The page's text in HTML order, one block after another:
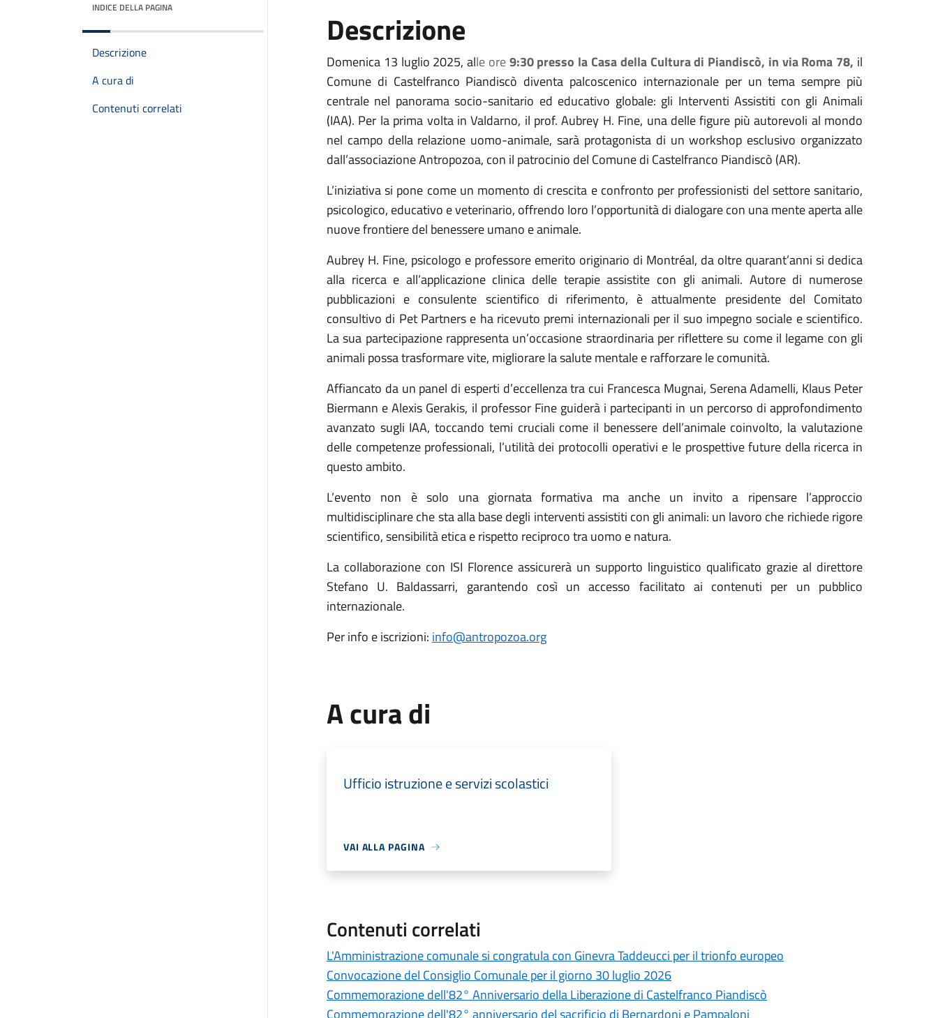
INDICE DELLA PAGINA
Descrizione
A cura di
Contenuti correlati
Descrizione
Domenica 13 luglio 2025, alle ore9:30 presso la Casa della Cultura di Piandiscò, in via Roma 78, il
Comune di Castelfranco Piandiscò diventa palcoscenico internazionale per un tema sempre più
centrale nel panorama socio-sanitario ed educativo globale: gli Interventi Assistiti con gli Animali
(IAA). Per la prima volta in Valdarno, il prof. Aubrey H. Fine, una delle figure più autorevoli al mondo
nel campo della relazione uomo-animale, sarà protagonista di un workshop esclusivo organizzato
dall’associazione Antropozoa, con il patrocinio del Comune di Castelfranco Piandiscò (AR).
L’iniziativa si pone come un momento di crescita e confronto per professionisti del settore sanitario,
psicologico, educativo e veterinario, offrendo loro l’opportunità di dialogare con una mente aperta alle
nuove frontiere del benessere umano e animale.
Aubrey H. Fine, psicologo e professore emerito originario di Montréal, da oltre quarant’anni si dedica
alla ricerca e all’applicazione clinica delle terapie assistite con gli animali. Autore di numerose
pubblicazioni e consulente scientifico di riferimento, è attualmente presidente del Comitato
consultivo di Pet Partners e ha ricevuto premi internazionali per il suo impegno sociale e scientifico.
La sua partecipazione rappresenta un’occasione straordinaria per riflettere su come il legame con gli
animali possa trasformare vite, migliorare la salute mentale e rafforzare le comunità.
Affiancato da un panel di esperti d’eccellenza tra cui Francesca Mugnai, Serena Adamelli, Klaus Peter
Biermann e Alexis Gerakis, il professor Fine guiderà i partecipanti in un percorso di approfondimento
avanzato sugli IAA, toccando temi cruciali come il benessere dell’animale coinvolto, la valutazione
delle competenze professionali, l’utilità dei protocolli operativi e le prospettive future della ricerca in
questo ambito.
L’evento non è solo una giornata formativa ma anche un invito a ripensare l’approccio
multidisciplinare che sta alla base degli interventi assistiti con gli animali: un lavoro che richiede rigore
scientifico, sensibilità etica e rispetto reciproco tra uomo e natura.
La collaborazione con ISI Florence assicurerà un supporto linguistico qualificato grazie al direttore
Stefano U. Baldassarri, garantendo così un accesso facilitato ai contenuti per un pubblico
internazionale.
Per info e iscrizioni: info@antropozoa.org
A cura di
Ufficio istruzione e servizi scolastici
VAI ALLA PAGINA
Contenuti correlati
L'Amministrazione comunale si congratula con Ginevra Taddeucci per il trionfo europeo
Convocazione del Consiglio Comunale per il giorno 30 luglio 2026
Commemorazione dell'82° Anniversario della Liberazione di Castelfranco Piandiscò
Commemorazione dell'82° anniversario del sacrificio di Bernardoni e Pampaloni